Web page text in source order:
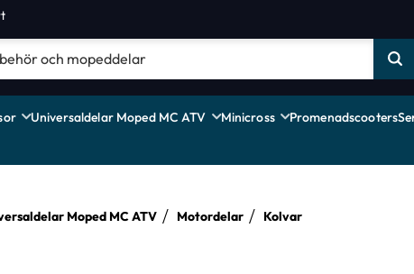
Universaldelar Moped MC ATV Minicross Promenadscooters
Moped MC ATV Motordelar Kolvar